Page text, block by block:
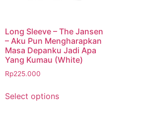
Long Sleeve – The Jansen
– Aku Pun Mengharapkan
Masa Depanku Jadi Apa
Yang Kumau (White)
Rp225.000
Select options